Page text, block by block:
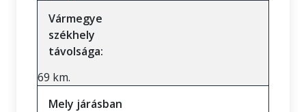
Vármegye
székhely
távolsága:
69 km.
Mely járásban